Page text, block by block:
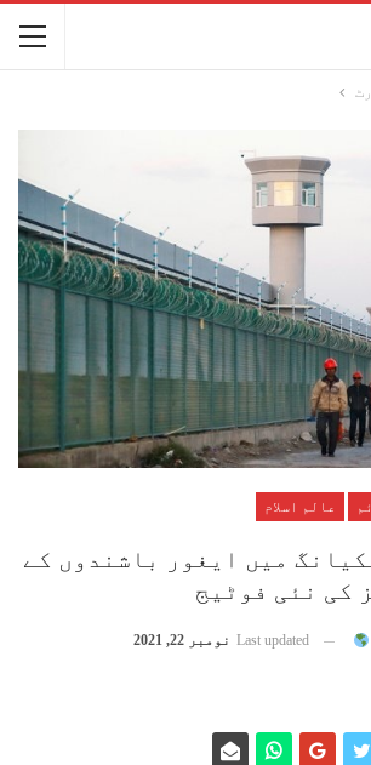
عالم اسلام
میں ایغور باشندوں کے
کی نئی فوٹیج
Last updated نومبر 22, 2021